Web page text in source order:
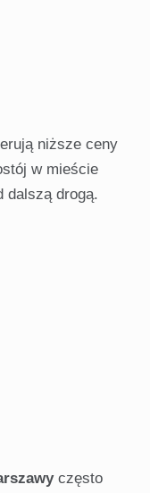
niższe ceny
w mieście
dalszą drogą.
często